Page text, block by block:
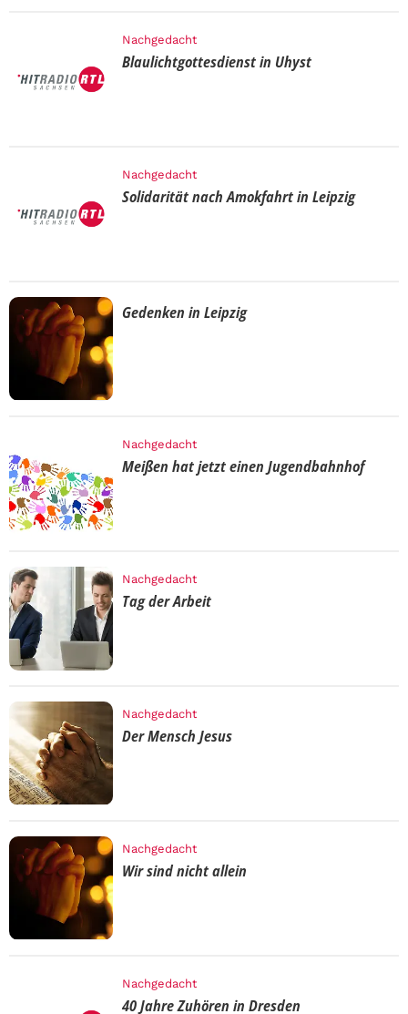
Nachgedacht
Blaulichtgottesdienst in Uhyst
Nachgedacht
Solidarität nach Amokfahrt in Leipzig
Gedenken in Leipzig
Nachgedacht
Meißen hat jetzt einen Jugendbahnhof
Nachgedacht
Tag der Arbeit
Nachgedacht
Der Mensch Jesus
Nachgedacht
Wir sind nicht allein
Nachgedacht
40 Jahre Zuhören in Dresden